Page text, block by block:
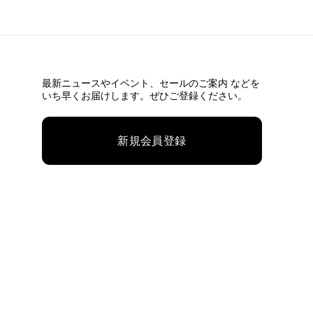
最新ニュースやイベント、 セールのご案内 などを
いち早くお届けします。ぜひご登録ください。
新規会員登録